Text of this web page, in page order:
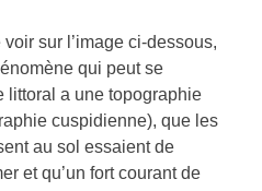
sur l’image ci-dessous,
qui peut se
littoral a une topographie
cuspidienne), que les
au sol essaient de
et qu’un fort courant de